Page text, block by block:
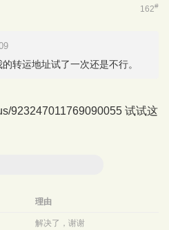
162#
转运地址试了一次还是不行。
923247011769090055 试试这
理由
解决了，谢谢